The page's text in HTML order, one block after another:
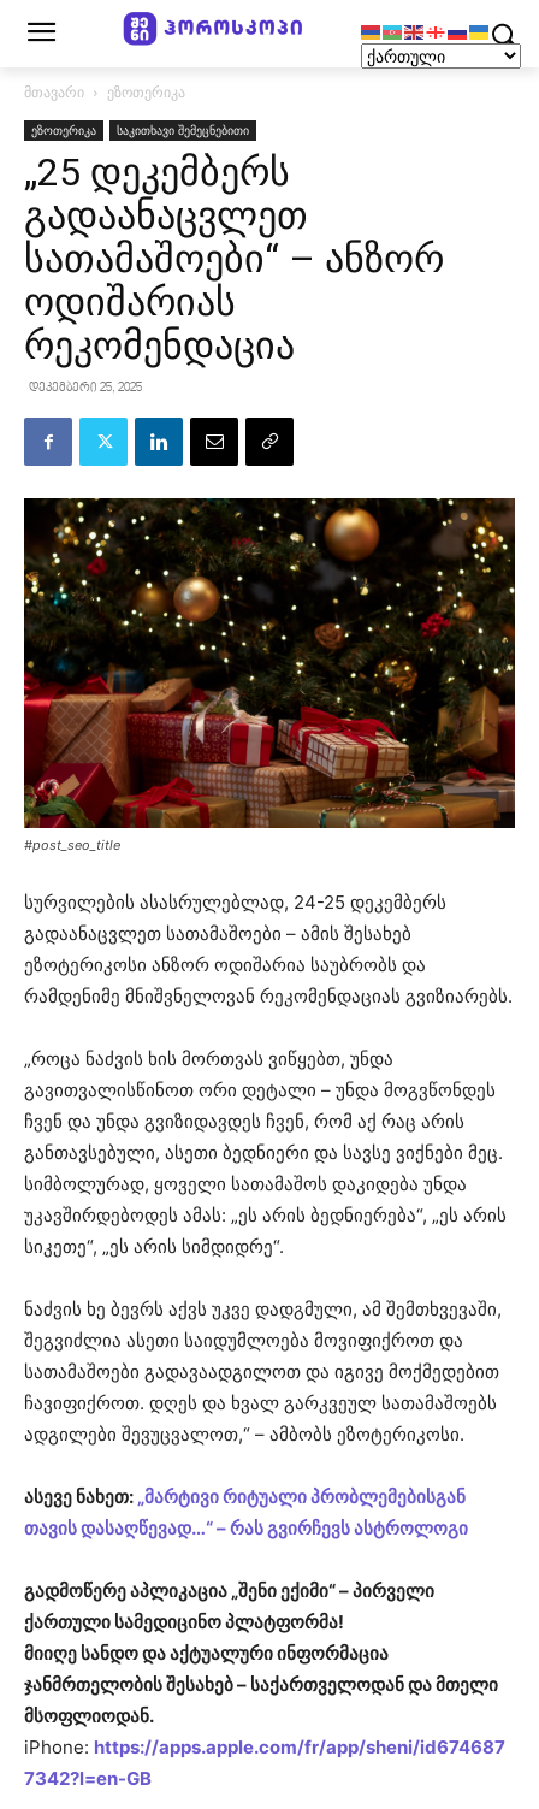
მთავარი ეზოთერიკა
ეზოთერიკა საკითხავი შემეცნებითი
„25 დეკემბერს
გადაანაცვლეთ
სათამაშოები“ – ანზორ
ოდიშარიას
რეკომენდაცია
დეკემბერი 25, 2025
#post_seo_title
სურვილების ასასრულებლად, 24-25 დეკემბერს
გადაანაცვლეთ სათამაშოები – ამის შესახებ
ეზოტერიკოსი ანზორ ოდიშარია საუბრობს და
რამდენიმე მნიშვნელოვან რეკომენდაციას გვიზიარებს.
„როცა ნაძვის ხის მორთვას ვიწყებთ, უნდა
გავითვალისწინოთ ორი დეტალი – უნდა მოგვწონდეს
ჩვენ და უნდა გვიზიდავდეს ჩვენ, რომ აქ რაც არის
განთავსებული, ასეთი ბედნიერი და სავსე ვიქნები მეც.
სიმბოლურად, ყოველი სათამაშოს დაკიდება უნდა
უკავშირდებოდეს ამას: „ეს არის ბედნიერება“, „ეს არის
სიკეთე“, „ეს არის სიმდიდრე“.
ნაძვის ხე ბევრს აქვს უკვე დადგმული, ამ შემთხვევაში,
შეგვიძლია ასეთი საიდუმლოება მოვიფიქროთ და
სათამაშოები გადავაადგილოთ და იგივე მოქმედებით
ჩავიფიქროთ. დღეს და ხვალ გარკვეულ სათამაშოებს
ადგილები შევუცვალოთ,“ – ამბობს ეზოტერიკოსი.
ასევე ნახეთ: „მარტივი რიტუალი პრობლემებისგან
თავის დასაღწევად…“ – რას გვირჩევს ასტროლოგი
გადმოწერე აპლიკაცია „შენი ექიმი“ – პირველი
ქართული სამედიცინო პლატფორმა!
მიიღე სანდო და აქტუალური ინფორმაცია
ჯანმრთელობის შესახებ – საქართველოდან და მთელი
მსოფლიოდან.
iPhone: https://apps.apple.com/fr/app/sheni/id674687
7342?l=en-GB